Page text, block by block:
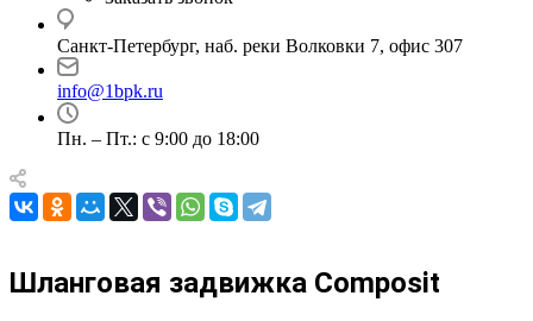
Санкт-Петербург, наб. реки Волковки 7, офис 307
info@1bpk.ru
Пн. – Пт.: с 9:00 до 18:00
Шланговая задвижка Composit